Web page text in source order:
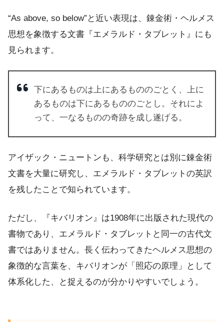
“As above, so below”と近い表現は、錬金術・ヘルメス
思想を象徴する文書『エメラルド・タブレット』にも
見られます。
下にあるものは上にあるもののごとく、上に
あるものは下にあるもののごとし。それによ
って、一なるものの奇跡を成し遂げる。
アイザック・ニュートンも、科学研究とは別に錬金術
文書を大量に研究し、エメラルド・タブレットの英訳
を残したことで知られています。
ただし、『キバリオン』は1908年に出版された現代の
書物であり、エメラルド・タブレットと同一の古代文
書ではありません。長く伝わってきたヘルメス思想の
象徴的な言葉を、キバリオンが「照応の原理」として
体系化した、と捉えるのが分かりやすいでしょう。